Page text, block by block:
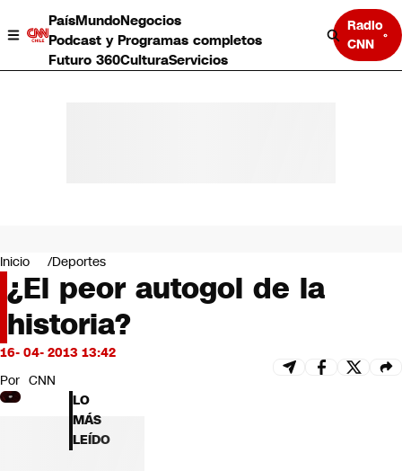
PaísMundoNegocios
Podcast y Programas completos
Futuro 360CulturaServicios
Radio
CNN
Negocios
Deportes
Programas completos
Cultura
Servicios
Bits
CNN Data
CNN tiempo
Futuro 360
Inicio Deportes
¿El peor autogol de la
historia?
16- 04- 2013 13:42
Por CNN
LO
MÁS
LEÍDO